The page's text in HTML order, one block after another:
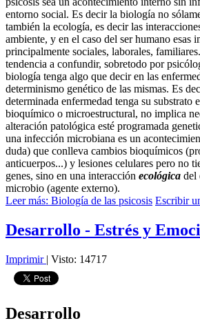
entorno social. Es decir la biología no
también la ecología, es decir las
ambiente, y en el caso del ser humano esas
principalmente sociales, laborales,
tendencia a confundir, sobretodo por
biología tenga algo que decir en las
determinismo genético de las mismas. Es
determinada enfermedad tenga su substrato
bioquímico o microestructural, no implica
alteración patológica esté programada
una infección microbiana es un
duda) que conlleva cambios bioquímicos
anticuerpos...) y lesiones celulares pero no
genes, sino en una interacción ecológica del
microbio (agente externo).
Leer más: Biología de las psicosis Escribir
Desarrollo - Estrés y
Imprimir | Visto: 14717
Desarrollo